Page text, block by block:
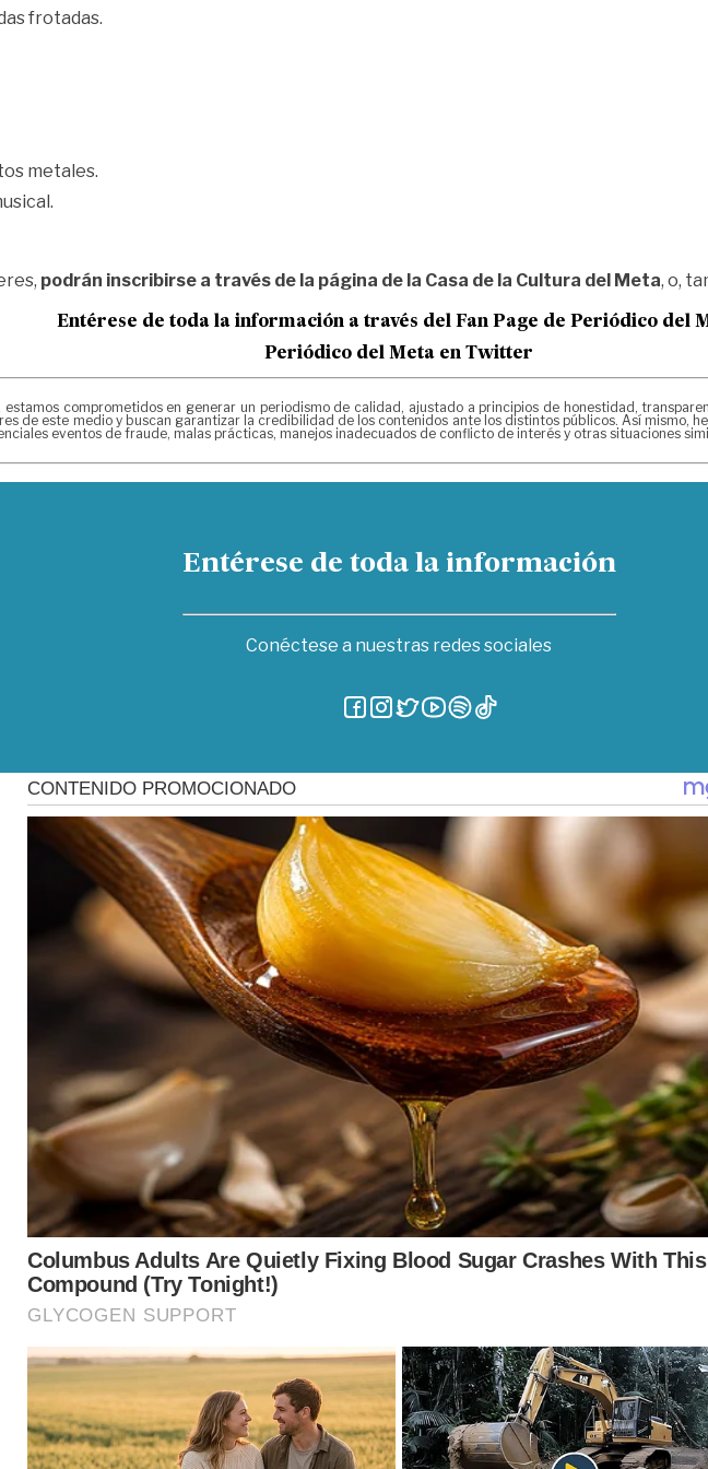
frotadas.
metales.
podrán inscribirse a través de la página de la Casa de la Cultura del Meta, o,
Entérese de toda la información a través del Fan Page de Periódico del
Periódico del Meta en Twitter
estamos comprometidos en generar un periodismo de calidad, ajustado a principios de honestidad,
de este medio y buscan garantizar la credibilidad de los contenidos ante los distintos públicos. Así mismo,
eventos de fraude, malas prácticas, manejos inadecuados de conflicto de interés y otras situaciones
Entérese de toda la información
Conéctese a nuestras redes sociales